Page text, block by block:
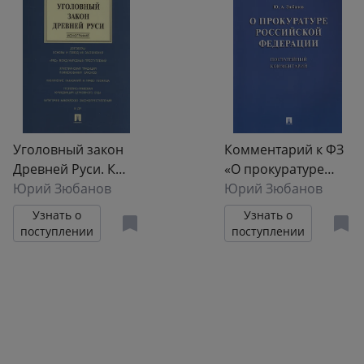
Уголовный закон
Древней Руси. К
1000-летию Правды
Русской.
Монография
Юрий Зюбанов
Узнать о
поступлении
Комментарий к ФЗ
«О прокуратуре
РФ» (постатейный).
Юрий Зюбанов
Узнать о
поступлении